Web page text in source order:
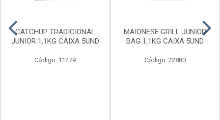
CATCHUP TRADICIONAL
JUNIOR 1,1KG CAIXA 5UND
Código: 11279
MAIONESE GRILL JUNIOR
BAG 1,1KG CAIXA 5UND
Código: 22880